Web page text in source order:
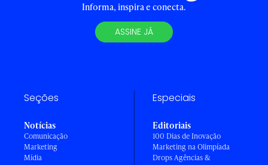
Informa, inspira e conecta.
ASSINE JÁ
Seções
Notícias
Comunicação
Marketing
Mídia
Especiais
Editoriais
100 Dias de Inovação
Marketing na Olimpíada
Drops Agências &